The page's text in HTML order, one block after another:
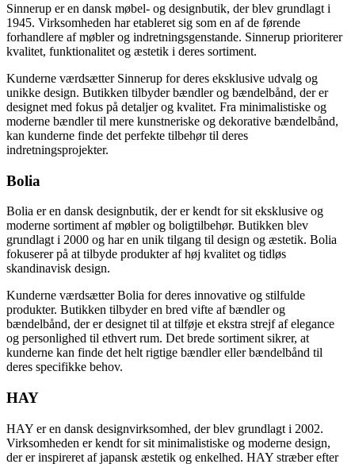
Sinnerup er en dansk møbel- og designbutik, der blev grundlagt i
1945. Virksomheden har etableret sig som en af ​​de førende
forhandlere af møbler og indretningsgenstande. Sinnerup prioriterer
kvalitet, funktionalitet og æstetik i deres sortiment.
Kunderne værdsætter Sinnerup for deres eksklusive udvalg og
unikke design. Butikken tilbyder bændler og bændelbånd, der er
designet med fokus på detaljer og kvalitet. Fra minimalistiske og
moderne bændler til mere kunstneriske og dekorative bændelbånd,
kan kunderne finde det perfekte tilbehør til deres
indretningsprojekter.
Bolia
Bolia er en dansk designbutik, der er kendt for sit eksklusive og
moderne sortiment af møbler og boligtilbehør. Butikken blev
grundlagt i 2000 og har en unik tilgang til design og æstetik. Bolia
fokuserer på at tilbyde produkter af høj kvalitet og tidløs
skandinavisk design.
Kunderne værdsætter Bolia for deres innovative og stilfulde
produkter. Butikken tilbyder en bred vifte af bændler og
bændelbånd, der er designet til at tilføje et ekstra strejf af elegance
og personlighed til ethvert rum. Det brede sortiment sikrer, at
kunderne kan finde det helt rigtige bændler eller bændelbånd til
deres specifikke behov.
HAY
HAY er en dansk designvirksomhed, der blev grundlagt i 2002.
Virksomheden er kendt for sit minimalistiske og moderne design,
der er inspireret af japansk æstetik og enkelhed. HAY stræber efter